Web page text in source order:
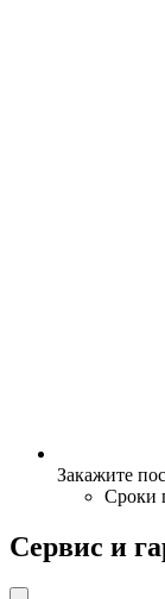
Закажите
Сроки
Сервис и